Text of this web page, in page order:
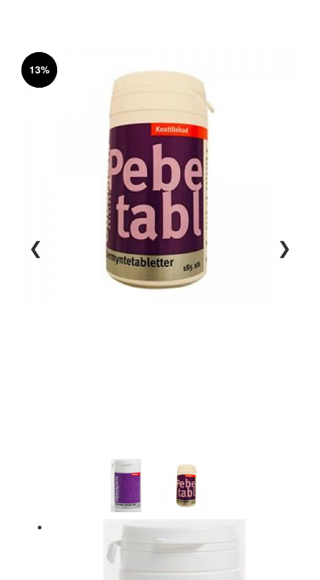
Varen er nu i kurven ✔
Vi anbefaler dig disse
LUK
13%
❮ ❯
13%